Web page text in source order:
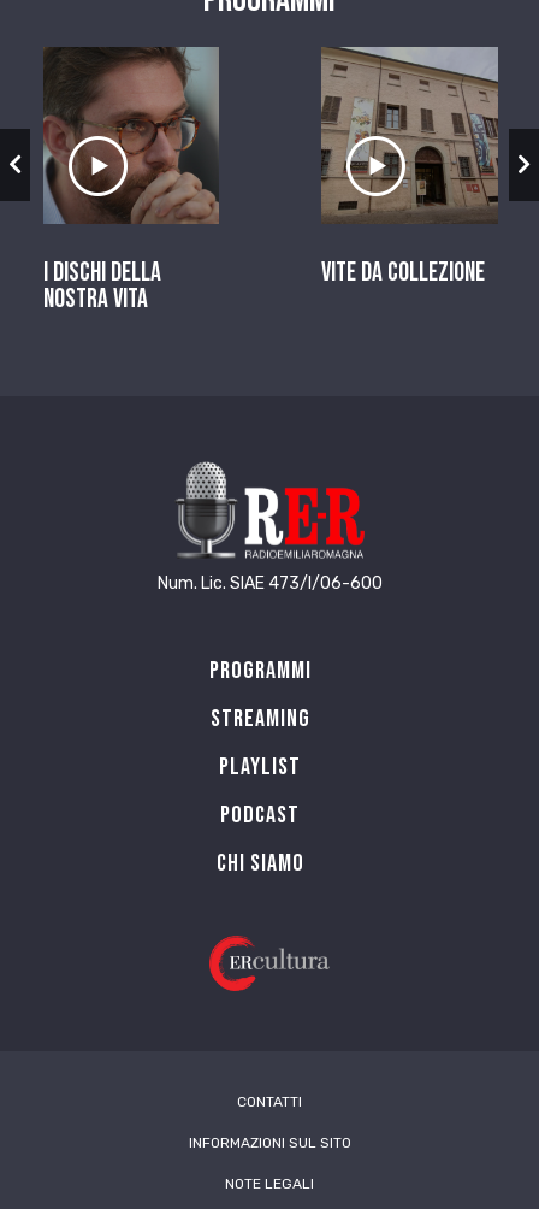
Ascolta il servizio
I dischi della
nostra vita
Ascolta il
Vite da Collezione
Num. Lic. SIAE 473/I/06-600
Programmi
Streaming
Playlist
PODCAST
Chi siamo
CONTATTI
INFORMAZIONI SUL SITO
NOTE LEGALI